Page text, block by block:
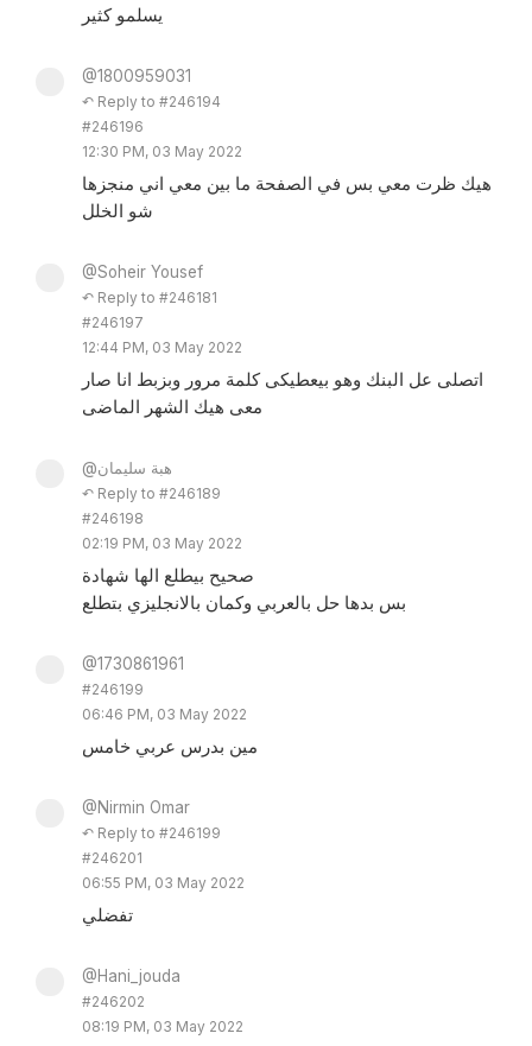
يسلمو كثير
@1800959031
↶ Reply to #246194
#246196
12:30 PM, 03 May 2022
هيك ظرت معي بس في الصفحة ما بين معي اني منجزها
شو الخلل
@Soheir Yousef
↶ Reply to #246181
#246197
12:44 PM, 03 May 2022
اتصلى عل البنك وهو بيعطيكى كلمة مرور وبزبط انا صار
معى هيك الشهر الماضى
@هبة سليمان
↶ Reply to #246189
#246198
02:19 PM, 03 May 2022
صحيح بيطلع الها شهادة
بس بدها حل بالعربي وكمان بالانجليزي بتطلع
@1730861961
#246199
06:46 PM, 03 May 2022
مين بدرس عربي خامس
@Nirmin Omar
↶ Reply to #246199
#246201
06:55 PM, 03 May 2022
تفضلي
@Hani_jouda
#246202
08:19 PM, 03 May 2022